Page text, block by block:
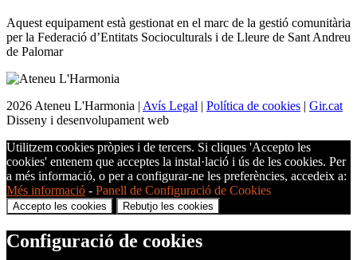
Aquest equipament està gestionat en el marc de la gestió comunitària
per la Federació d’Entitats Socioculturals i de Lleure de Sant Andreu
de Palomar
2026 Ateneu L'Harmonia | Avís Legal Política de cookies
Gir.cat
Disseny i desenvolupament web
Utilitzem cookies pròpies i de tercers. Si cliques 'Accepto les
cookies' entenem que acceptes la instal·lació i ús de les cookies. Per
a més informació, o per a configurar-ne les preferències, accedeix a:
Més informació - Panell de Configuració de Cookies
Accepto les cookies Rebutjo les cookies
Configuració de cookies